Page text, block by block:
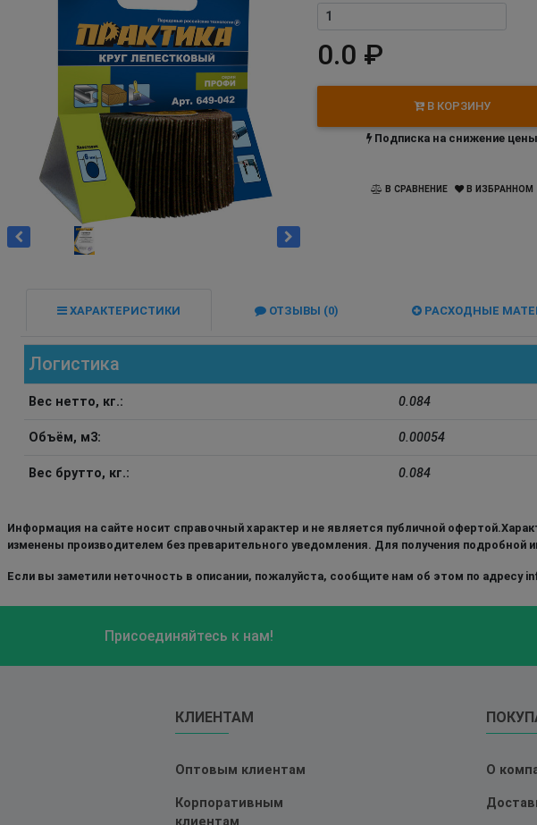
0.0 ₽
В КОРЗИНУ
Подписка на снижение цены
В СРАВНЕНИЕ В ИЗБРАННОМ
ХАРАКТЕРИСТИКИ ОТЗЫВЫ (0) РАСХОДНЫЕ
Логистика
Вес нетто, кг.: 0.084
Объём, м3: 0.00054
Вес брутто, кг.: 0.084
Информация на сайте носит справочный характер и не является публичной
изменены производителем без преварительного уведомления. Для получения
Если вы заметили неточность в описании, пожалуйста, сообщите нам об этом по адресу
Присоединяйтесь к нам!
КЛИЕНТАМ
Оптовым клиентам
Корпоративным
О